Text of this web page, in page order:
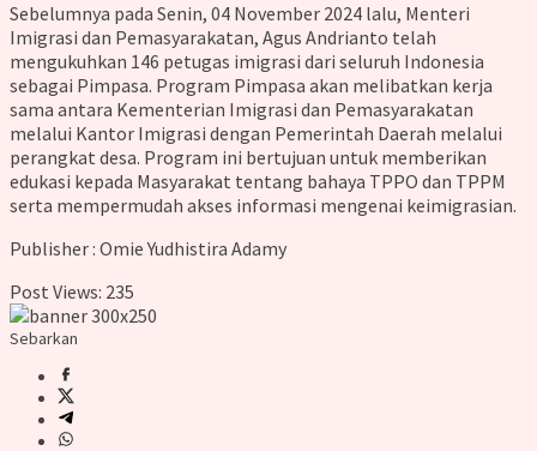
Sebelumnya pada Senin, 04 November 2024 lalu, Menteri
Imigrasi dan Pemasyarakatan, Agus Andrianto telah
mengukuhkan 146 petugas imigrasi dari seluruh Indonesia
sebagai Pimpasa. Program Pimpasa akan melibatkan kerja
sama antara Kementerian Imigrasi dan Pemasyarakatan
melalui Kantor Imigrasi dengan Pemerintah Daerah melalui
perangkat desa. Program ini bertujuan untuk memberikan
edukasi kepada Masyarakat tentang bahaya TPPO dan TPPM
serta mempermudah akses informasi mengenai keimigrasian.
Publisher : Omie Yudhistira Adamy
Post Views: 235
Sebarkan